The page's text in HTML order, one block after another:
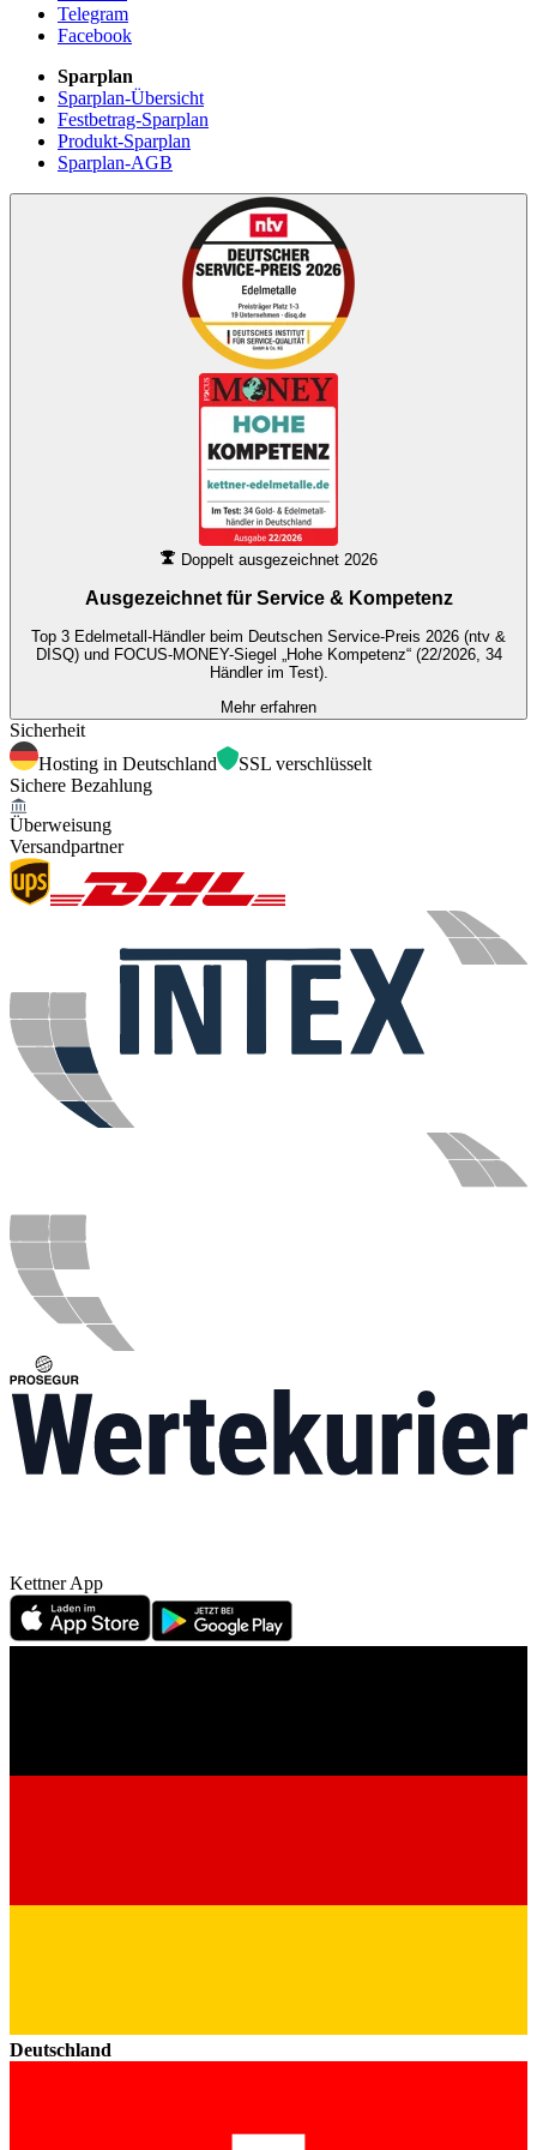
Telegram
Facebook
Sparplan
Sparplan-Übersicht
Festbetrag-Sparplan
Produkt-Sparplan
Sparplan-AGB
Doppelt ausgezeichnet 2026
Ausgezeichnet für Service & Kompetenz
Top 3 Edelmetall-Händler beim Deutschen Service-Preis 2026 (ntv &
DISQ) und FOCUS-MONEY-Siegel „Hohe Kompetenz“ (22/2026, 34
Händler im Test).
Mehr erfahren
Sicherheit
Hosting in Deutschland
SSL verschlüsselt
Sichere Bezahlung
Überweisung
Versandpartner
Kettner App
Deutschland